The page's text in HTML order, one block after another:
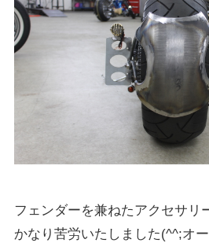
フェンダーを兼ねたアクセサリ
かなり苦労いたしました(^^;オ